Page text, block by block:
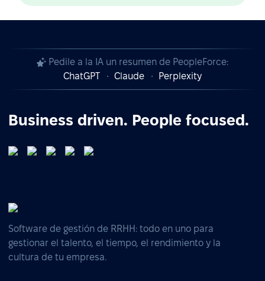
Pedile a la IA un resumen de PeopleForce:
ChatGPT
Claude Perplexity
Business driven. People focused.
Software de gestión de RRHH: todo en uno para
gestionar el talento, el tiempo, el rendimiento y la
cultura de tu empresa.